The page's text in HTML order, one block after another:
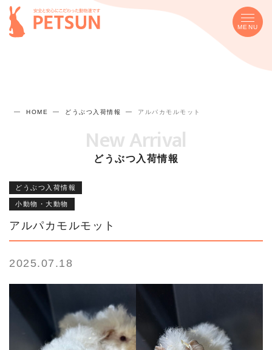
MENU
HOME どうぶつ入荷情報 アルパカモルモット
New Arrival
どうぶつ入荷情報
どうぶつ入荷情報
小動物・大動物
アルパカモルモット
2025.07.18